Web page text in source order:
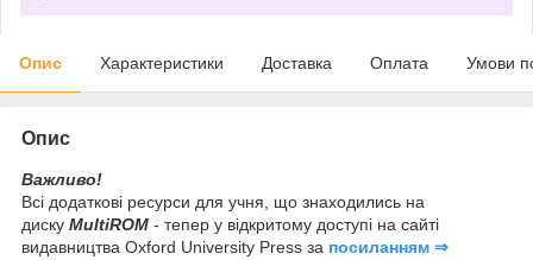
Опис Характеристики Доставка Оплата Умови
Опис
Важливо!
Всі додаткові ресурси для учня, що знаходились на
диску MultiROM - тепер у відкритому доступі на сайті
видавництва Oxford University Press за посиланням ⇒